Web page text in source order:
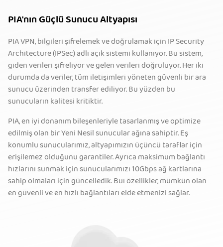
PIA'nın Güçlü Sunucu Altyapısı
PIA VPN, bilgileri şifrelemek ve doğrulamak için IP Security
Architecture (IPSec) adlı açık sistemi kullanıyor. Bu sistem,
giden verileri şifreliyor ve gelen verileri doğruluyor. Her iki
durumda da veriler, tüm iletişimleri yöneten güvenli bir ara
sunucu üzerinden transfer ediliyor. Bu yüzden bu
sunucuların kalitesi kritiktir.
PIA, en iyi donanım bileşenleriyle tasarlanmış ve optimize
edilmiş olan bir Yeni Nesil sunucular ağına sahiptir. Eş
konumlu sunucularımız, altyapımızın üçüncü taraflar için
erişilemez olduğunu garantiler. Ayrıca maksimum bağlantı
hızlarını sunmak için sunucularımızı 10Gbps ağ kartlarına
sahip olmaları için güncelledik. Buı özellikler, mümkün olan
en güvenli ve en hızlı bağlantıları elde etmenizi sağlar.